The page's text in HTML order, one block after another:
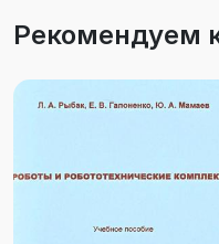
Рекомендуем